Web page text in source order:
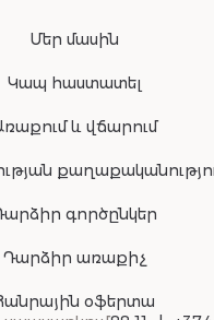
Մեր մասին
Կապ հաստատել
և վճարում
գործընկեր
Դարձիր առաքիչ
օֆերտա